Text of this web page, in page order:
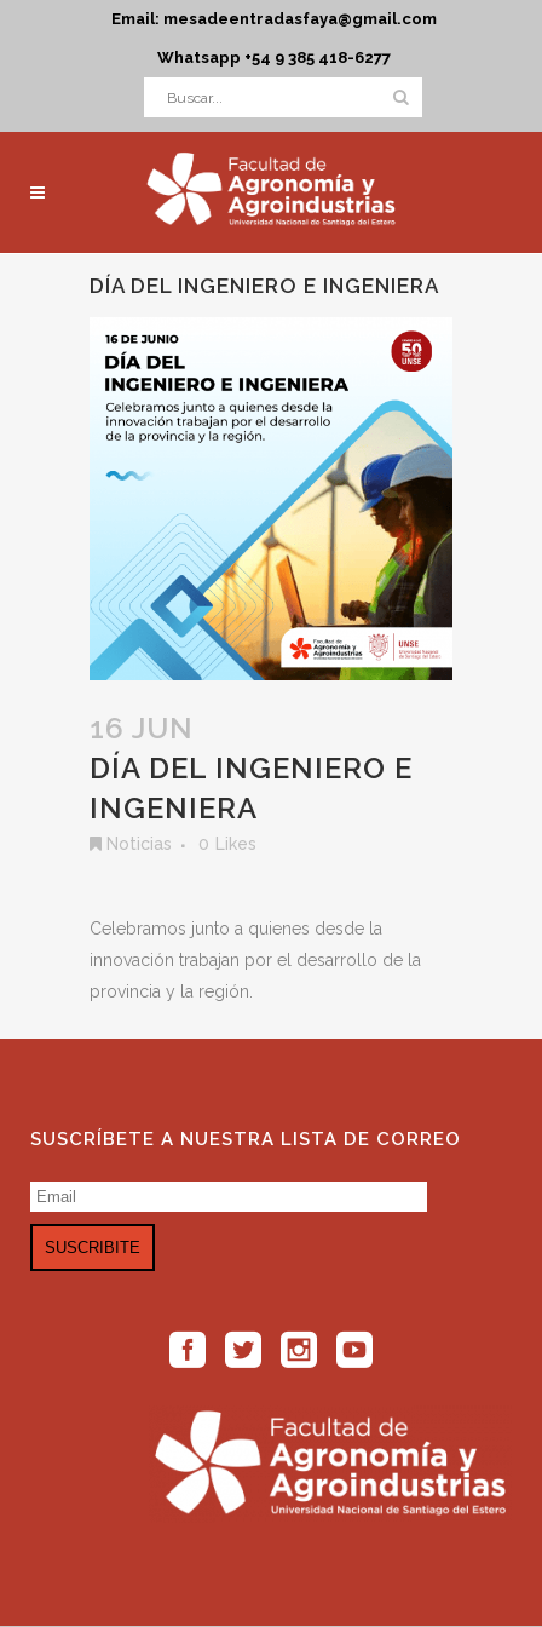
Email: mesadeentradasfaya@gmail.com
Whatsapp +54 9 385 418-6277
DÍA DEL INGENIERO E INGENIERA
16 JUN
DÍA DEL INGENIERO E
INGENIERA
Noticias 0 Likes
Celebramos junto a quienes desde la
innovación trabajan por el desarrollo de la
provincia y la región.
SUSCRÍBETE A NUESTRA LISTA DE CORREO